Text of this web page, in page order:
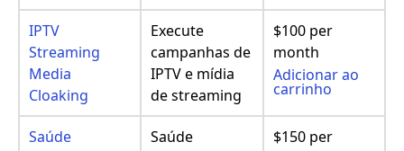
IPTV
Streaming
Media
Cloaking
Execute
campanhas de
IPTV e mídia
de streaming
$100 per
month
Adicionar ao
carrinho
Saúde
Saúde
$150 per